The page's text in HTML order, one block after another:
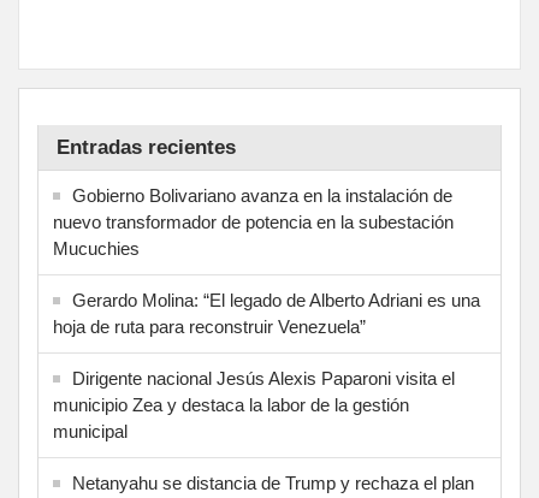
Entradas recientes
Gobierno Bolivariano avanza en la instalación de
nuevo transformador de potencia en la subestación
Mucuchies
Gerardo Molina: “El legado de Alberto Adriani es una
hoja de ruta para reconstruir Venezuela”
Dirigente nacional Jesús Alexis Paparoni visita el
municipio Zea y destaca la labor de la gestión
municipal
Netanyahu se distancia de Trump y rechaza el plan